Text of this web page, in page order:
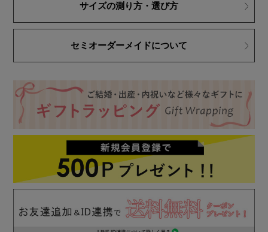
サイズの測り方・選び方
セミオーダーメイドについて